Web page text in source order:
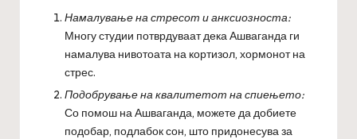
Намалување на стресот и анксиозноста:
Многу студии потврдуваат дека Ашваганда ги
намалува нивотоата на кортизол, хормонот на
стрес.
Подобрување на квалитетот на спиењето:
Со помош на Ашваганда, можете да добиете
подобар, подлабок сон, што придонесува за